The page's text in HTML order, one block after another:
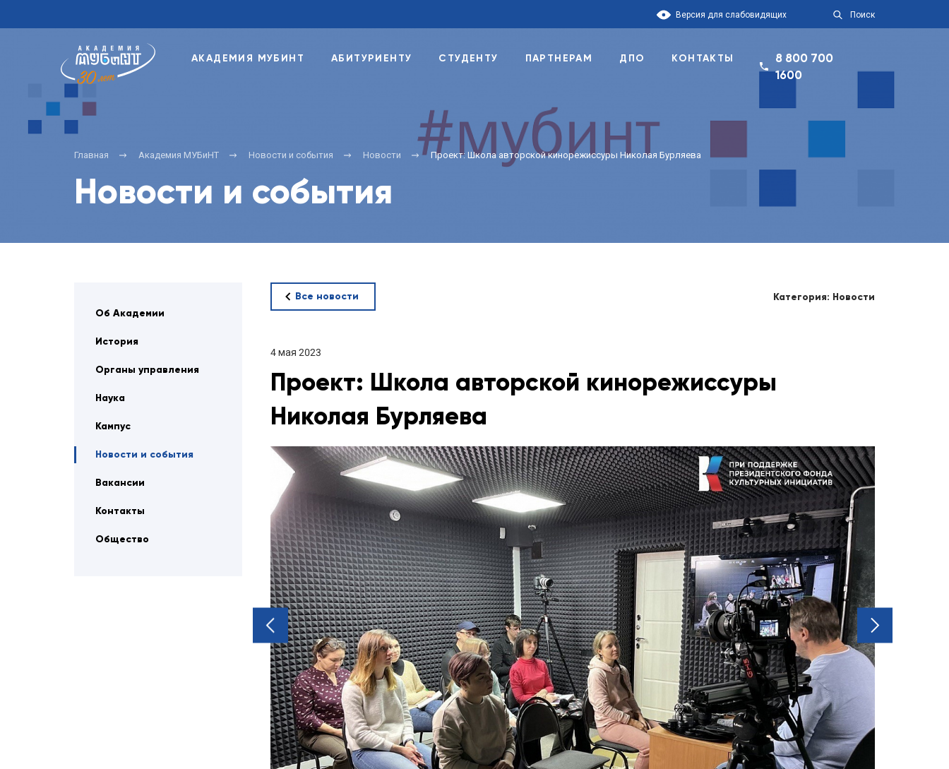
Версия для слабовидящих Поиск
АКАДЕМИЯ МУБИНТ АБИТУРИЕНТУ СТУДЕНТУ ПАРТНЕРАМ ДПО КОНТАКТЫ
8 800 700
1600
Главная Академия МУБиНТ Новости и события Новости Проект: Школа авторской кинорежиссуры Николая Бурляева
Новости и события
Об Академии
История
Органы управления
Наука
Кампус
Новости и события
Вакансии
Контакты
Общество
Все новости Категория: Новости
4 мая 2023
Проект: Школа авторской кинорежиссуры
Николая Бурляева
prev
next